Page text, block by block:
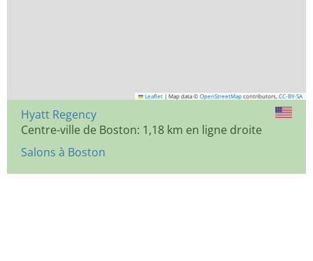
Leaflet | Map data © OpenStreetMap contributors, CC-BY-SA
Hyatt Regency
Centre-ville de Boston: 1,18 km en ligne droite
Salons à Boston